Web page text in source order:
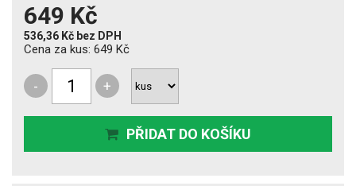
649 Kč
536,36 Kč bez DPH
Cena za kus: 649 Kč
- +
PŘIDAT DO KOŠÍKU